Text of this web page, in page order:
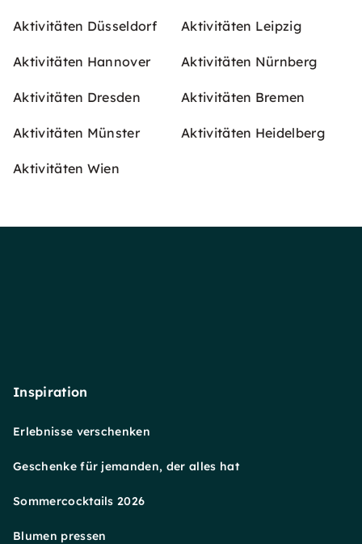
Aktivitäten Düsseldorf Aktivitäten Leipzig
Aktivitäten Hannover Aktivitäten Nürnberg
Aktivitäten Dresden Aktivitäten Bremen
Aktivitäten Münster Aktivitäten Heidelberg
Aktivitäten Wien
Inspiration
Erlebnisse verschenken
Geschenke für jemanden, der alles hat
Sommercocktails 2026
Blumen pressen